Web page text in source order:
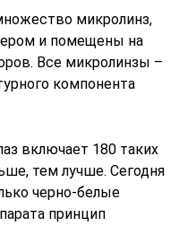
микролинз,
и помещены на
Все микролинзы –
компонента
включает 180 таких
тем лучше. Сегодня
черно-белые
принцип